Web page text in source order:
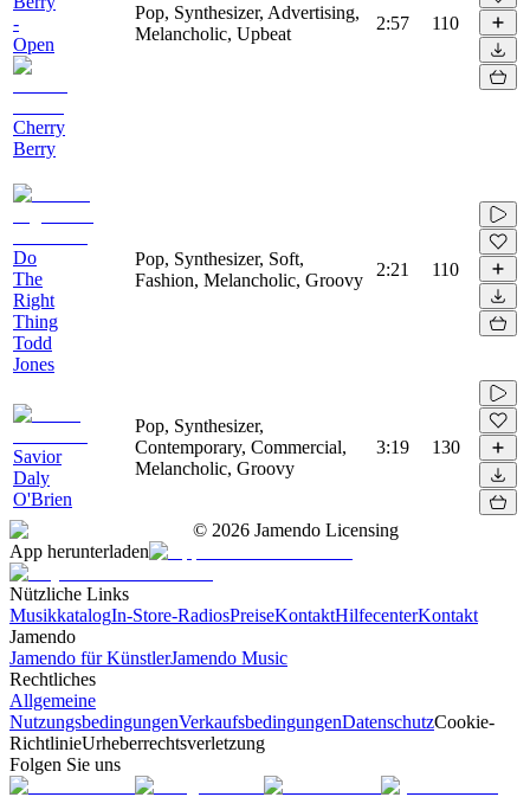
-
Open
Cherry
Berry
Pop, Synthesizer, Advertising,
Melancholic, Upbeat
2:57 110
Do
The
Right
Thing
Todd
Jones
Pop, Synthesizer, Soft,
Fashion, Melancholic, Groovy
2:21 110
Savior
Daly
O'Brien
Pop, Synthesizer,
Contemporary, Commercial,
Melancholic, Groovy
3:19 130
© 2026 Jamendo Licensing
App herunterladen
Nützliche Links
MusikkatalogIn-Store-RadiosPreiseKontaktHilfecenterKontakt
Jamendo
Jamendo für KünstlerJamendo Music
Rechtliches
Allgemeine
NutzungsbedingungenVerkaufsbedingungenDatenschutzCookie-
RichtlinieUrheberrechtsverletzung
Folgen Sie uns